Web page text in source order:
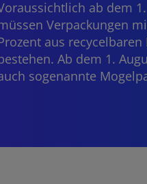
ab dem
Verpackungen
aus
Ab dem 1.
sogenannte